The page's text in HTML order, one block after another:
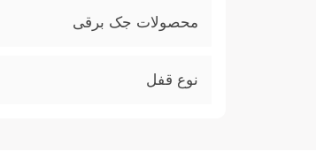
محصولات جک برقی
نوع قفل